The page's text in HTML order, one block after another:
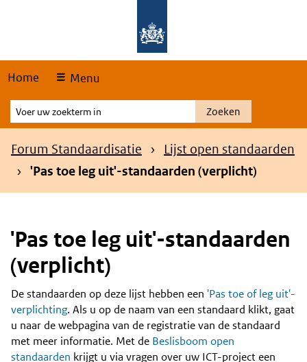
Home Menu
Voer
uw
zoekterm
Zoeken
Kruimelpad
Forum Standaardisatie
Lijst open standaarden
'Pas toe leg uit'-standaarden (verplicht)
'Pas toe leg uit'-standaarden
(verplicht)
Content
De standaarden op deze lijst hebben een 'Pas toe of leg uit'-
verplichting. Als u op de naam van een standaard klikt, gaat
u naar de webpagina van de registratie van de standaard
met meer informatie. Met de Beslisboom open
standaarden krijgt u via vragen over uw ICT-project een